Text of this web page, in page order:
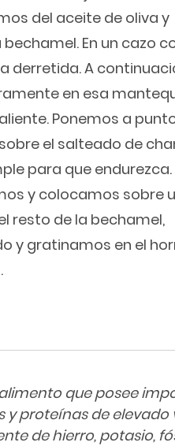
del aceite de oliva y
En un cazo
derretida. A
en esa
Ponemos a
el salteado de
para que endurezca.
y colocamos sobre
resto de la bechamel,
y gratinamos en el
que posee
y proteínas de elevado
de hierro, potasio,